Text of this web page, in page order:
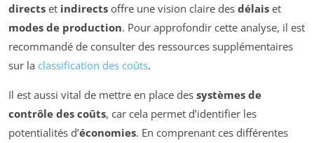
directs et indirects offre une vision claire des délais et
modes de production. Pour approfondir cette analyse, il est
recommandé de consulter des ressources supplémentaires
sur la classification des coûts.
Il est aussi vital de mettre en place des systèmes de
contrôle des coûts, car cela permet d’identifier les
potentialités d’économies. En comprenant ces différentes